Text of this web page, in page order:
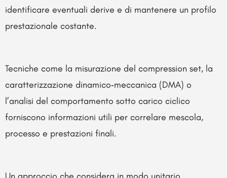
identificare eventuali derive e di mantenere un profilo
prestazionale costante.
Tecniche come la misurazione del compression set, la
caratterizzazione dinamico‑meccanica (DMA) o
l’analisi del comportamento sotto carico ciclico
forniscono informazioni utili per correlare mescola,
processo e prestazioni finali.